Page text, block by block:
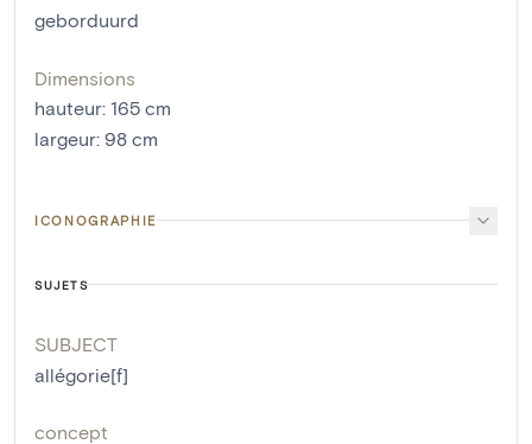
geborduurd
Dimensions
hauteur: 165 cm
largeur: 98 cm
ICONOGRAPHIE
SUJETS
SUBJECT
allégorie[f]
concept